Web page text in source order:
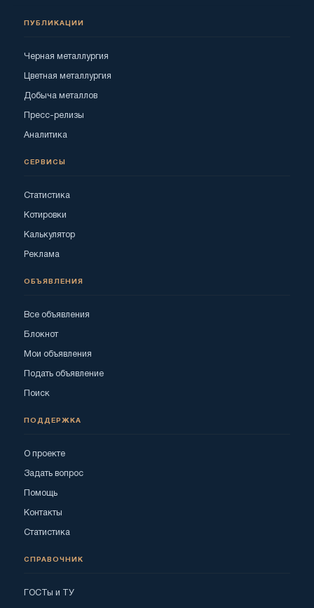
ПУБЛИКАЦИИ
Черная металлургия
Цветная металлургия
Добыча металлов
Пресс-релизы
Аналитика
СЕРВИСЫ
Статистика
Котировки
Калькулятор
Реклама
ОБЪЯВЛЕНИЯ
Все объявления
Блокнот
Мои объявления
Подать объявление
Поиск
ПОДДЕРЖКА
О проекте
Задать вопрос
Помощь
Контакты
Статистика
СПРАВОЧНИК
ГОСТы и ТУ